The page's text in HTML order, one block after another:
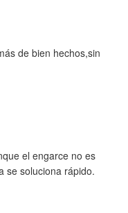
de bien hechos,sin
el engarce no es
se soluciona rápido.